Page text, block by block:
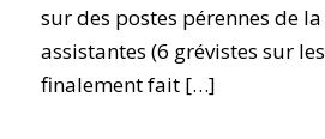
sur des postes pérennes de la
assistantes (6 grévistes sur
finalement fait […]